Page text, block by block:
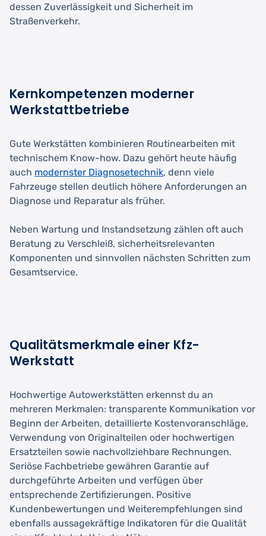
dessen Zuverlässigkeit und Sicherheit im
Straßenverkehr.
Kernkompetenzen moderner
Werkstattbetriebe
Gute Werkstätten kombinieren Routinearbeiten mit
technischem Know-how. Dazu gehört heute häufig
auch modernster Diagnosetechnik, denn viele
Fahrzeuge stellen deutlich höhere Anforderungen an
Diagnose und Reparatur als früher.
Neben Wartung und Instandsetzung zählen oft auch
Beratung zu Verschleiß, sicherheitsrelevanten
Komponenten und sinnvollen nächsten Schritten zum
Gesamtservice.
Qualitätsmerkmale einer Kfz-
Werkstatt
Hochwertige Autowerkstätten erkennst du an
mehreren Merkmalen: transparente Kommunikation vor
Beginn der Arbeiten, detaillierte Kostenvoranschläge,
Verwendung von Originalteilen oder hochwertigen
Ersatzteilen sowie nachvollziehbare Rechnungen.
Seriöse Fachbetriebe gewähren Garantie auf
durchgeführte Arbeiten und verfügen über
entsprechende Zertifizierungen. Positive
Kundenbewertungen und Weiterempfehlungen sind
ebenfalls aussagekräftige Indikatoren für die Qualität